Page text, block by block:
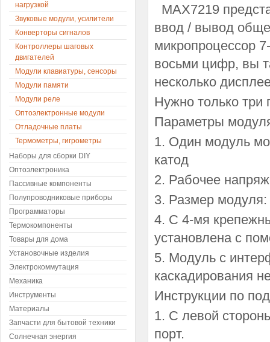
MAX7219
ввод / вывод
микропроцессор
восьми цифр, вы
несколько
Нужно только три
Параметры
1. Один модуль
катод
2. Рабочее
3. Размер
4. С 4-мя
установлена с
5. Модуль с
каскадирования
Инструкции по
1. С левой
порт.
нагрузкой
Звуковые модули, усилители
Конверторы сигналов
Контроллеры шаговых
двигателей
Модули клавиатуры, сенсоры
Модули памяти
Модули реле
Оптоэлектронные модули
Отладочные платы
Термометры, гигрометры
Наборы для сборки DIY
Оптоэлектроника
Пассивные компоненты
Полупроводниковые приборы
Программаторы
Термокомпоненты
Товары для дома
Установочные изделия
Электрокоммутация
Механика
Инструменты
Материалы
Запчасти для бытовой техники
Солнечная энергия